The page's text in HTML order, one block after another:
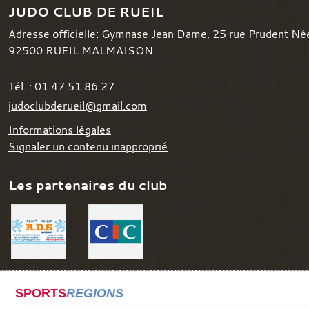
JUDO CLUB DE RUEIL
Adresse officielle: Gymnase Jean Dame, 25 rue Prudent
92500 RUEIL MALMAISON
Tél. : 01 47 51 86 27
judoclubderueil@gmail.com
Informations légales
Signaler un contenu inapproprié
Les partenaires du club
SPORTSREGIONS